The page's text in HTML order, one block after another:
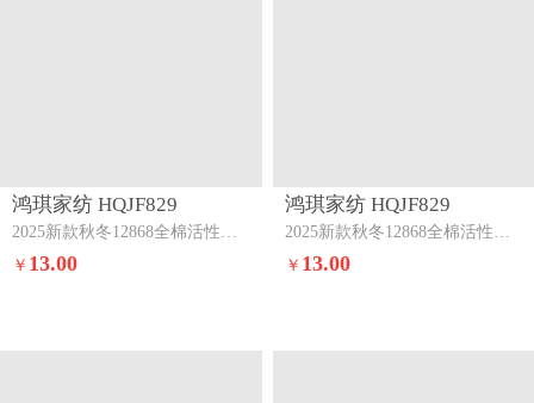
鸿琪家纺 HQJF829
￥ 13.00
鸿琪家纺 HQJF829
￥ 13.00